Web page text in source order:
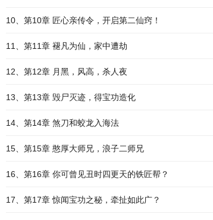
10、第10章 匠心亲传令，开启第二仙窍！
11、第11章 褪凡为仙，家中遭劫
12、第12章 月黑，风高，杀人夜
13、第13章 毁尸灭迹，得宝功造化
14、第14章 煞刀和蛟龙入海法
15、第15章 憨厚大师兄，浪子二师兄
16、第16章 你可曾见丑时四更天的铁匠帮？
17、第17章 惊闻宝功之秘，牵扯如此广？